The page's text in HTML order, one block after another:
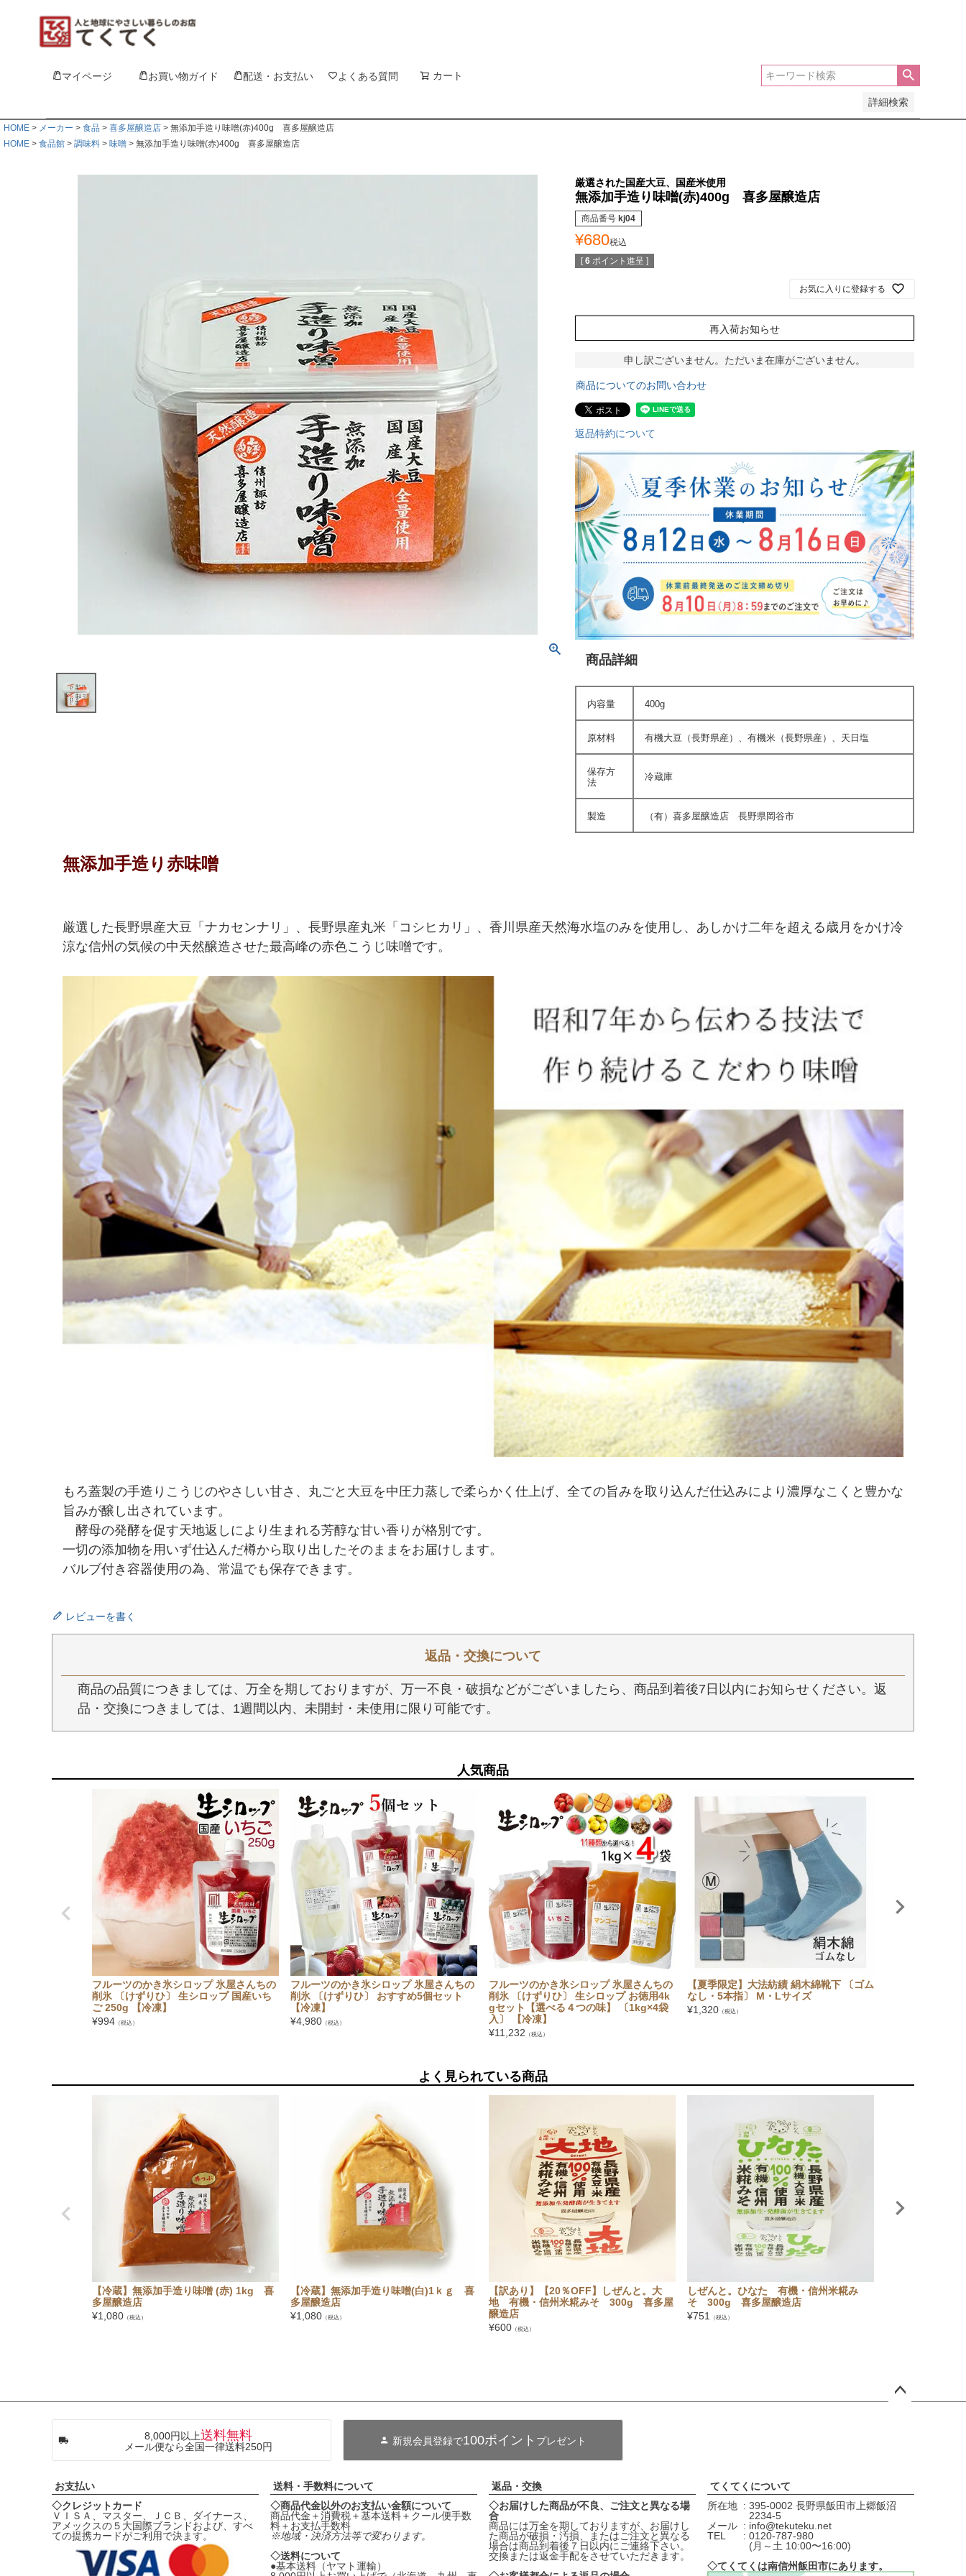
マイページ お買い物ガイド 配送・お支払い よくある質問 カート
詳細検索
HOME メーカー 食品 喜多屋醸造店
無添加手造り味噌(赤)400g 喜多屋醸造店
HOME
食品館 調味料 味噌 無添加手造り味噌(赤)400g 喜多屋醸造店
厳選された国産大豆、国産米使用
無添加手造り味噌(赤)400g 喜多屋醸造店
商品番号 kj04
¥680税込
[ 6 ポイント進呈 ]
お気に入りに登録する
再入荷お知らせ
申し訳ございません。ただいま在庫がございません。
商品についてのお問い合わせ
返品特約について
商品詳細
内容量 400g
原材料 有機大豆（長野県産）、有機米（長野県産）、天日塩
保存方
法
冷蔵庫
製造 （有）喜多屋醸造店 長野県岡谷市
無添加手造り赤味噌
厳選した長野県産大豆「ナカセンナリ」、長野県産丸米「コシヒカリ」、香川県産天然海水塩のみを使用し、あしかけ二年を超える歳月をかけ冷
涼な信州の気候の中天然醸造させた最高峰の赤色こうじ味噌です。
もろ蓋製の手造りこうじのやさしい甘さ、丸ごと大豆を中圧力蒸しで柔らかく仕上げ、全ての旨みを取り込んだ仕込みにより濃厚なこくと豊かな
旨みが醸し出されています。
酵母の発酵を促す天地返しにより生まれる芳醇な甘い香りが格別です。
一切の添加物を用いず仕込んだ樽から取り出したそのままをお届けします。
バルブ付き容器使用の為、常温でも保存できます。
レビューを書く
返品・交換について
商品の品質につきましては、万全を期しておりますが、万一不良・破損などがございましたら、商品到着後7日以内にお知らせください。返
品・交換につきましては、1週間以内、未開封・未使用に限り可能です。
人気商品
フルーツのかき氷シロップ 氷屋さんちの
削氷 〔けずりひ〕 生シロップ 国産いち
ご 250g 【冷凍】
¥994 （税込）
フルーツのかき氷シロップ 氷屋さんちの
削氷 〔けずりひ〕 おすすめ5個セット
【冷凍】
¥4,980 （税込）
フルーツのかき氷シロップ 氷屋さんちの
削氷 〔けずりひ〕 生シロップ お徳用4k
gセット【選べる４つの味】 〔1kg×4袋
入〕 【冷凍】
¥11,232 （税込）
【夏季限定】大法紡績 絹木綿靴下 〔ゴム
なし・5本指〕 M・Lサイズ
¥1,320 （税込）
よく見られている商品
【冷蔵】無添加手造り味噌 (赤) 1kg 喜
多屋醸造店
¥1,080 （税込）
【冷蔵】無添加手造り味噌(白)1ｋｇ 喜
多屋醸造店
¥1,080 （税込）
【訳あり】【20％OFF】しぜんと。大
地 有機・信州米糀みそ 300g 喜多屋
醸造店
¥600 （税込）
しぜんと。ひなた 有機・信州米糀み
そ 300g 喜多屋醸造店
¥751 （税込）
8,000円以上送料無料
メール便なら全国一律送料250円 新規会員登録で100ポイント プレゼント
お支払い
◇クレジットカード
ＶＩＳＡ、マスター、ＪＣＢ、ダイナース、
アメックスの５大国際ブランドおよび、すべ
ての提携カードがご利用で決ます。
送料・手数料について
◇商品代金以外のお支払い金額について
商品代金＋消費税＋基本送料＋クール便手数
料＋お支払手数料
※地域・決済方法等で変わります。
◇送料について
●基本送料（ヤマト運輸）
返品・交換
◇お届けした商品が不良、ご注文と異なる場
合
商品には万全を期しておりますが、お届けし
た商品が破損・汚損、またはご注文と異なる
場合は商品到着後７日以内にご連絡下さい。
交換または返金手配をさせていただきます。
てくてくについて
所在地
395-0002 長野県飯田市上郷飯沼
2234-5
メール
info@tekuteku.net
TEL
0120-787-980
(月～土 10:00〜16:00)
◇てくてくは南信州飯田市にあります。